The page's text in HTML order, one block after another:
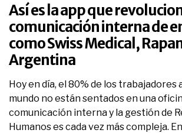
Así es la app que
comunicación interna de
como Swiss Medical,
Argentina
Hoy en día, el 80% de los trabajadores
mundo no están sentados en una
comunicación interna y la gestión de
Humanos es cada vez más compleja.